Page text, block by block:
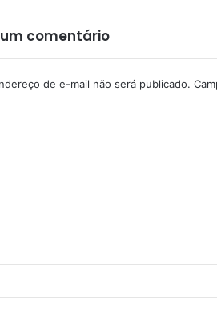
um comentário
de e-mail não será publicado.